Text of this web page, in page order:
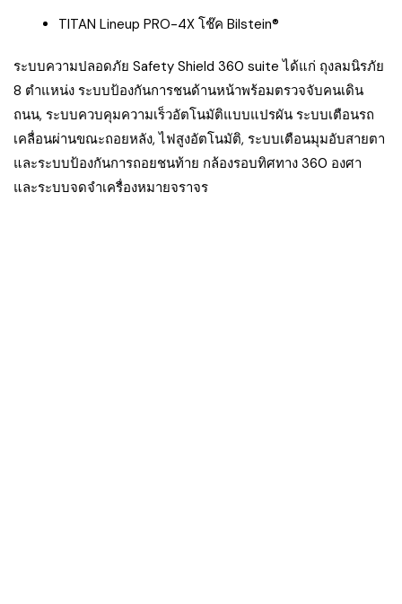
TITAN Lineup PRO-4X โช๊ค Bilstein®
ระบบความปลอดภัย Safety Shield 360 suite ได้แก่ ถุงลมนิรภัย
8 ตำแหน่ง ระบบป้องกันการชนด้านหน้าพร้อมตรวจจับคนเดิน
ถนน, ระบบควบคุมความเร็วอัตโนมัติแบบแปรผัน ระบบเตือนรถ
เคลื่อนผ่านขณะถอยหลัง, ไฟสูงอัตโนมัติ, ระบบเตือนมุมอับสายตา
และระบบป้องกันการถอยชนท้าย กล้องรอบทิศทาง 360 องศา
และระบบจดจำเครื่องหมายจราจร